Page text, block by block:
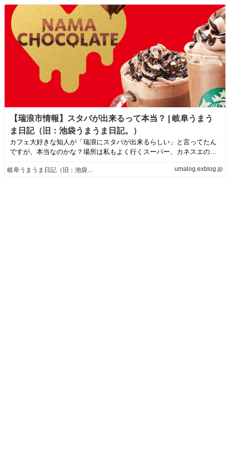
【瑞浪市情報】スタバが出来るって本当？ | 岐阜うまう
ま日記（旧：池袋うまうま日記。）
カフェ大好きな知人が「瑞浪にスタバが出来るらしい」と言ってたん
ですが、本当なのかな？場所は私もよく行くスーパー、カネスエのす
岐阜うまうま日記（旧：池袋うまうま日記。） umalog.exblog.jp